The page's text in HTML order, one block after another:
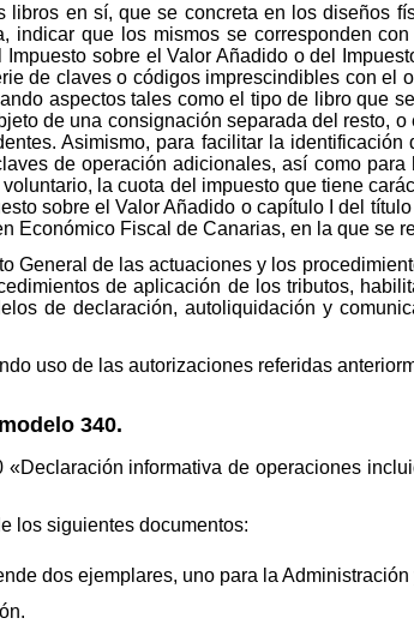
libros en sí, que se concreta en los diseños
indicar que los mismos se corresponden
sobre el Valor Añadido o del
de claves o códigos imprescindibles con el
aspectos tales como el tipo de libro que
de una consignación separada del resto,
Asimismo, para facilitar la
de operación adicionales, así como
la cuota del impuesto que tiene
sobre el Valor Añadido o capítulo I del
Económico Fiscal de Canarias, en la que se
General de las actuaciones y los
de aplicación de los tributos,
de declaración, autoliquidación y
uso de las autorizaciones referidas
340.
«Declaración informativa de operaciones
los siguientes documentos:
dos ejemplares, uno para la